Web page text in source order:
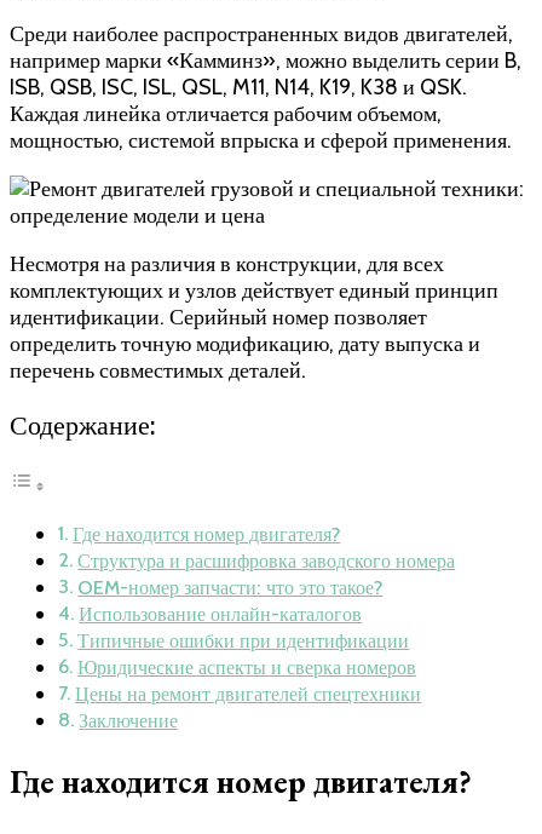
Среди наиболее распространенных видов двигателей,
например марки «Камминз», можно выделить серии B,
ISB, QSB, ISC, ISL, QSL, M11, N14, K19, K38 и QSK.
Каждая линейка отличается рабочим объемом,
мощностью, системой впрыска и сферой применения.
Несмотря на различия в конструкции, для всех
комплектующих и узлов действует единый принцип
идентификации. Серийный номер позволяет
определить точную модификацию, дату выпуска и
перечень совместимых деталей.
Содержание:
Где находится номер двигателя?
Структура и расшифровка заводского номера
OEM-номер запчасти: что это такое?
Использование онлайн-каталогов
Типичные ошибки при идентификации
Юридические аспекты и сверка номеров
Цены на ремонт двигателей спецтехники
Заключение
Где находится номер двигателя?